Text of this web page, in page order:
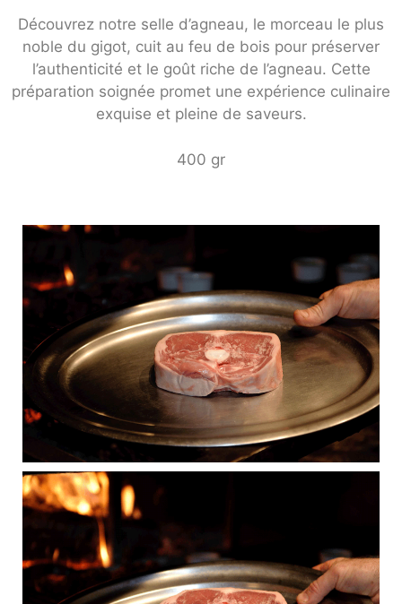
Découvrez notre selle d’agneau, le morceau le plus
noble du gigot, cuit au feu de bois pour préserver
l’authenticité et le goût riche de l’agneau. Cette
préparation soignée promet une expérience culinaire
exquise et pleine de saveurs.
400 gr